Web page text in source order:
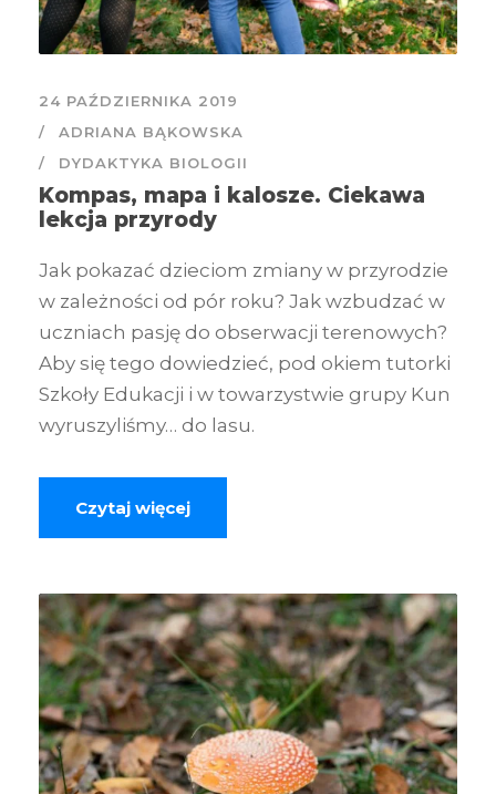
24 PAŹDZIERNIKA 2019
ADRIANA BĄKOWSKA
DYDAKTYKA BIOLOGII
Kompas, mapa i kalosze. Ciekawa
lekcja przyrody
Jak pokazać dzieciom zmiany w przyrodzie
w zależności od pór roku? Jak wzbudzać w
uczniach pasję do obserwacji terenowych?
Aby się tego dowiedzieć, pod okiem tutorki
Szkoły Edukacji i w towarzystwie grupy Kun
wyruszyliśmy… do lasu.
Czytaj więcej